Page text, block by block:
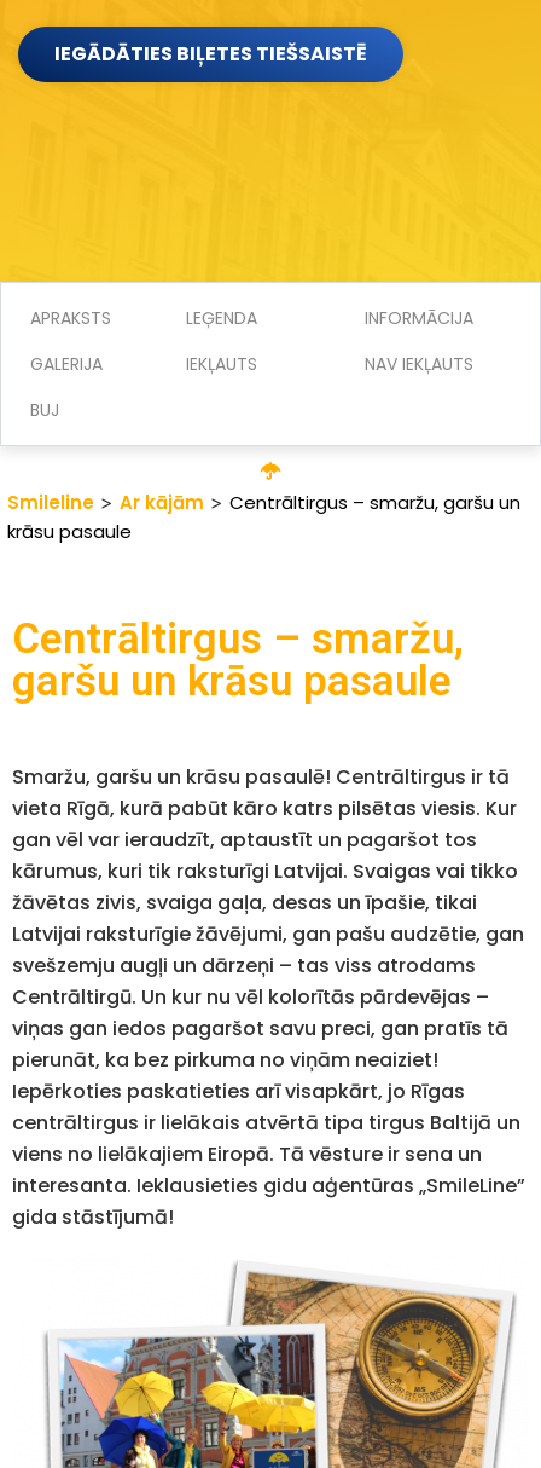
IEGĀDĀTIES BIĻETES TIEŠSAISTĒ
APRAKSTS LEĢENDA
INFORMĀCIJA
GALERIJA
IEKĻAUTS
NAV IEKĻAUTS
BUJ
Smileline > Ar kājām > Centrāltirgus – smaržu, garšu un
krāsu pasaule
Centrāltirgus – smaržu,
garšu un krāsu pasaule
Smaržu, garšu un krāsu pasaulē! Centrāltirgus ir tā
vieta Rīgā, kurā pabūt kāro katrs pilsētas viesis. Kur
gan vēl var ieraudzīt, aptaustīt un pagaršot tos
kārumus, kuri tik raksturīgi Latvijai. Svaigas vai tikko
žāvētas zivis, svaiga gaļa, desas un īpašie, tikai
Latvijai raksturīgie žāvējumi, gan pašu audzētie, gan
svešzemju augļi un dārzeņi – tas viss atrodams
Centrāltirgū. Un kur nu vēl kolorītās pārdevējas –
viņas gan iedos pagaršot savu preci, gan pratīs tā
pierunāt, ka bez pirkuma no viņām neaiziet!
Iepērkoties paskatieties arī visapkārt, jo Rīgas
centrāltirgus ir lielākais atvērtā tipa tirgus Baltijā un
viens no lielākajiem Eiropā. Tā vēsture ir sena un
interesanta. Ieklausieties gidu aģentūras „SmileLine”
gida stāstījumā!